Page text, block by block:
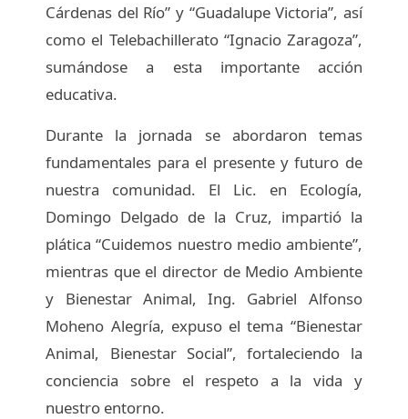
Cárdenas del Río” y “Guadalupe Victoria”, así
como el Telebachillerato “Ignacio Zaragoza”,
sumándose a esta importante acción
educativa.
Durante la jornada se abordaron temas
fundamentales para el presente y futuro de
nuestra comunidad. El Lic. en Ecología,
Domingo Delgado de la Cruz, impartió la
plática “Cuidemos nuestro medio ambiente”,
mientras que el director de Medio Ambiente
y Bienestar Animal, Ing. Gabriel Alfonso
Moheno Alegría, expuso el tema “Bienestar
Animal, Bienestar Social”, fortaleciendo la
conciencia sobre el respeto a la vida y
nuestro entorno.